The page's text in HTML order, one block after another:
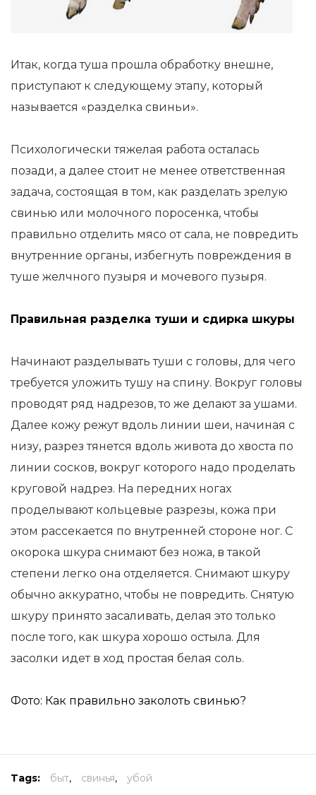
Итак, когда туша прошла обработку внешне,
приступают к следующему этапу, который
называется «разделка свиньи».
Психологически тяжелая работа осталась
позади, а далее стоит не менее ответственная
задача, состоящая в том, как разделать зрелую
свинью или молочного поросенка, чтобы
правильно отделить мясо от сала, не повредить
внутренние органы, избегнуть повреждения в
туше желчного пузыря и мочевого пузыря.
Правильная разделка туши и сдирка шкуры
Начинают разделывать туши с головы, для чего
требуется уложить тушу на спину. Вокруг головы
проводят ряд надрезов, то же делают за ушами.
Далее кожу режут вдоль линии шеи, начиная с
низу, разрез тянется вдоль живота до хвоста по
линии сосков, вокруг которого надо проделать
круговой надрез. На передних ногах
проделывают кольцевые разрезы, кожа при
этом рассекается по внутренней стороне ног. С
окорока шкура снимают без ножа, в такой
степени легко она отделяется. Снимают шкуру
обычно аккуратно, чтобы не повредить. Снятую
шкуру принято засаливать, делая это только
после того, как шкура хорошо остыла. Для
засолки идет в ход простая белая соль.
Фото: Как правильно заколоть свинью?
Tags: быт, свинья, убой